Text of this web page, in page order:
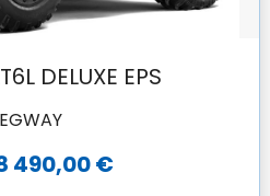
DELUXE EPS
490,00 €